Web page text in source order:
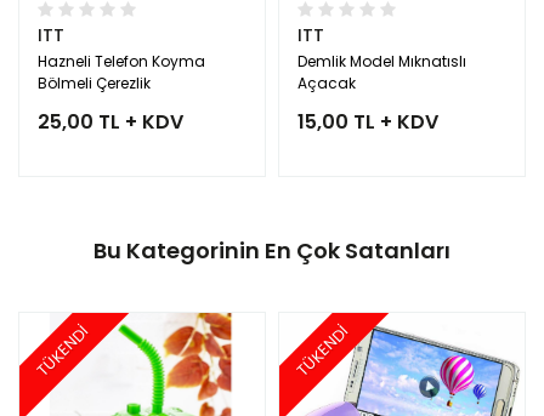
ITT
Hazneli Telefon Koyma
Bölmeli Çerezlik
25,00 TL + KDV
ITT
Demlik Model Mıknatıslı
Açacak
15,00 TL + KDV
Bu Kategorinin En Çok Satanları
TÜKENDİ TÜKENDİ